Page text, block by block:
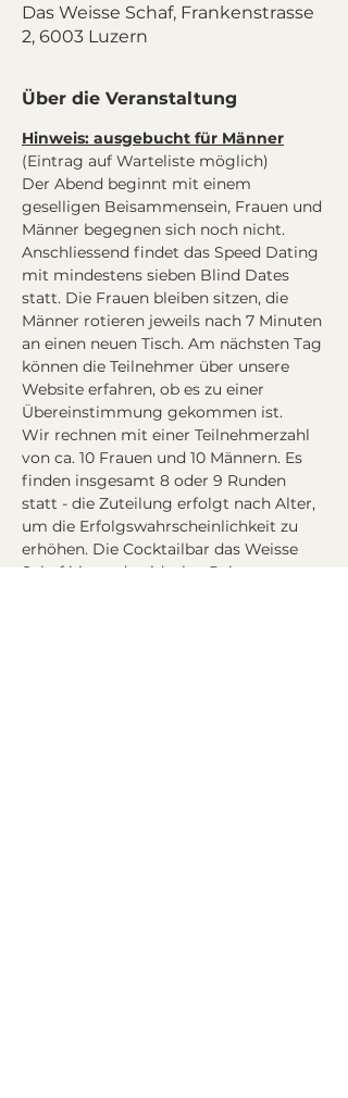
Das Weisse Schaf, Frankenstrasse
2, 6003 Luzern
Über die Veranstaltung
Hinweis: ausgebucht für Männer
(Eintrag auf Warteliste möglich)
Der Abend beginnt mit einem
geselligen Beisammensein, Frauen und
Männer begegnen sich noch nicht.
Anschliessend findet das Speed Dating
mit mindestens sieben Blind Dates
statt. Die Frauen bleiben sitzen, die
Männer rotieren jeweils nach 7 Minuten
an einen neuen Tisch. Am nächsten Tag
können die Teilnehmer über unsere
Website erfahren, ob es zu einer
Übereinstimmung gekommen ist.
Wir rechnen mit einer Teilnehmerzahl
von ca. 10 Frauen und 10 Männern. Es
finden insgesamt 8 oder 9 Runden
statt - die Zuteilung erfolgt nach Alter,
um die Erfolgswahrscheinlichkeit zu
erhöhen. Die Cocktailbar das Weisse
Schaf bietet den idealen Rahmen, um